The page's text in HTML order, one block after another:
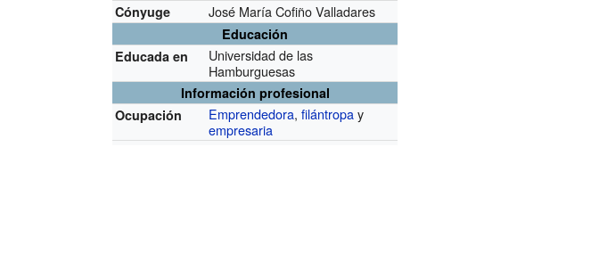
Cónyuge
José María Cofiño Valladares
Educación
Educada en
Universidad de las
Hamburguesas
Información profesional
Ocupación
Emprendedora,filántropay
empresaria